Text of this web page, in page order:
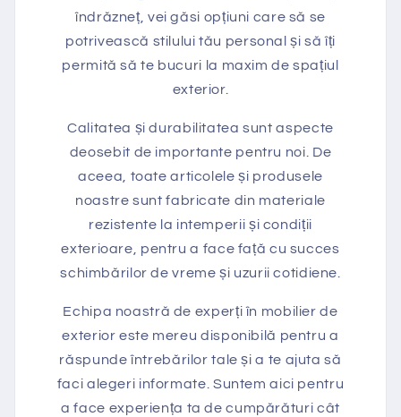
îndrăzneț, vei găsi opțiuni care să se
potrivească stilului tău personal și să îți
permită să te bucuri la maxim de spațiul
exterior.
Calitatea și durabilitatea sunt aspecte
deosebit de importante pentru noi. De
aceea, toate articolele și produsele
noastre sunt fabricate din materiale
rezistente la intemperii și condiții
exterioare, pentru a face față cu succes
schimbărilor de vreme și uzurii cotidiene.
Echipa noastră de experți în mobilier de
exterior este mereu disponibilă pentru a
răspunde întrebărilor tale și a te ajuta să
faci alegeri informate. Suntem aici pentru
a face experiența ta de cumpărături cât